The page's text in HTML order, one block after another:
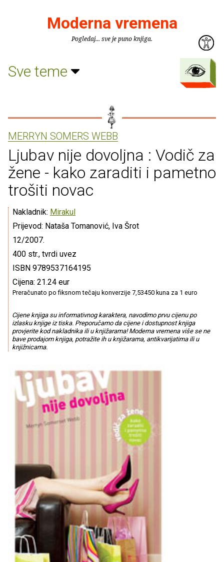
Moderna vremena
Pogledaj... sve je puno knjiga.
Sve teme
MERRYN SOMERS WEBB
Ljubav nije dovoljna : Vodič za
žene - kako zaraditi i pametno
trošiti novac
Nakladnik: Mirakul
Prijevod: Nataša Tomanović, Iva Šrot
12/2007.
400 str., tvrdi uvez
ISBN 9789537164195
Cijena: 21.24 eur
Preračunato po fiksnom tečaju konverzije 7,53450 kuna za 1 euro
Cijene knjiga su informativnog karaktera, navodimo prvu cijenu po
izlasku knjige iz tiska. Preporučamo da cijene i dostupnost knjiga
provjerite kod nakladnika ili u knjižarama! Moderna vremena više se ne
bave prodajom knjiga, potražite ih u knjižarama, antikvarijatima ili u
knjižnicama.